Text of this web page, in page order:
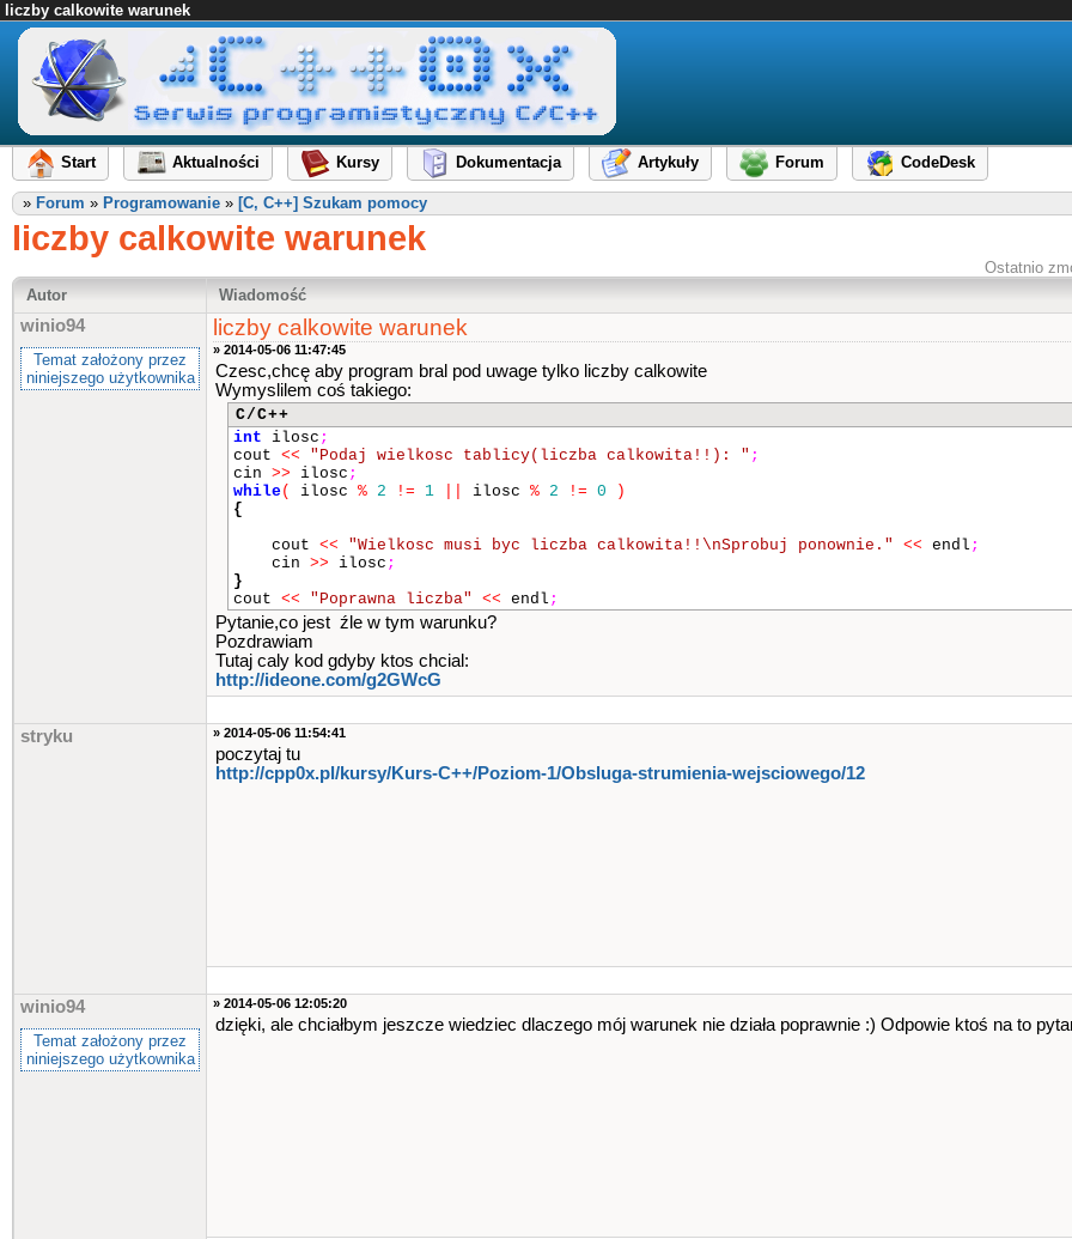
liczby calkowite warunek
Start Aktualności Kursy Dokumentacja Artykuły Forum CodeDesk
» Forum » Programowanie » [C, C++] Szukam pomocy
liczby calkowite warunek
Ostatnio
Autor
Wiadomość
winio94
Temat założony przez
niniejszego użytkownika
liczby calkowite warunek
» 2014-05-06 11:47:45
Czesc,chcę aby program bral pod uwage tylko liczby calkowite
Wymyslilem coś takiego:
C/C++
int ilosc ;
cout << "Podaj wielkosc tablicy(liczba calkowita!!): " ;
cin >> ilosc ;
while( ilosc % 2 != 1 ilosc % 2 != 0
)
{
cout << "Wielkosc musi byc liczba calkowita!!\nSprobuj ponownie." << endl ;
cin >> ilosc ;
}
cout << "Poprawna liczba" << endl ;
Pytanie,co jest źle w tym warunku?
Pozdrawiam
Tutaj caly kod gdyby ktos chcial:
http://ideone.com/g2GWcG
stryku » 2014-05-06 11:54:41
poczytaj tu
http://cpp0x.pl/kursy/Kurs-C++​/Poziom-1​/Obsluga-strumienia-wejscioweg​o​/12
winio94
Temat założony przez
niniejszego użytkownika
» 2014-05-06 12:05:20
dzięki, ale chciałbym jeszcze wiedziec dlaczego mój warunek nie działa poprawnie :) Odpowie ktoś na to